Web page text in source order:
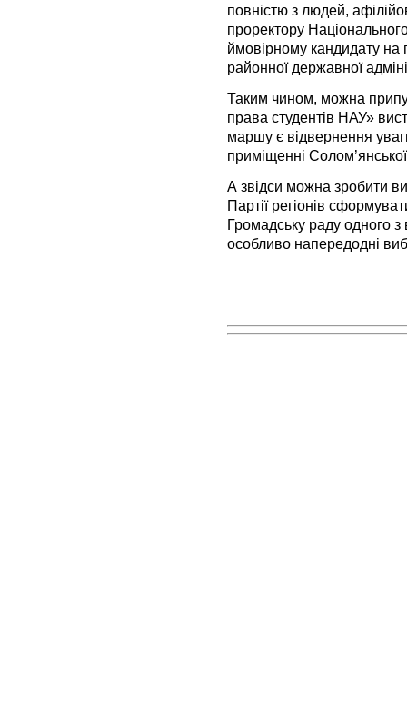
повністю з людей,
проректору
ймовірному кандидату на
районної державної
Таким чином, можна
права студентів НАУ»
маршу є відвернення
приміщенні
А звідси можна зробити
Партії регіонів
Громадську раду одного
особливо напередодні